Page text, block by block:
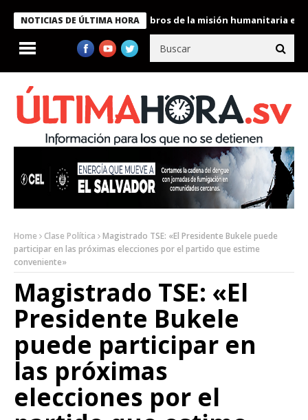
NOTICIAS DE ÚLTIMA HORA
Bukele condecora a miembros de la misión humanitaria enviada
Home Clase Política
Magistrado TSE: «El Presidente Bukele puede
participar en las próximas elecciones por el partido que estime
conveniente»
Magistrado TSE: «El
Presidente Bukele
puede participar en
las próximas
elecciones por el